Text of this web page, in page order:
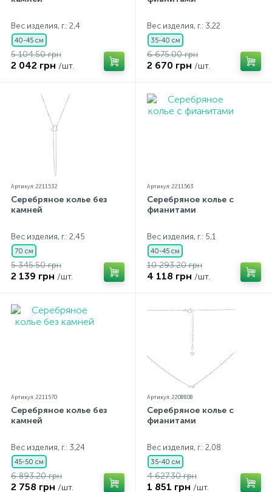
Вес изделия, г.: 2,4
40-45 см
5 104.50 грн
2 042 грн /шт.
Вес изделия, г.: 3,22
35-40 см
6 675.00 грн
2 670 грн /шт.
Артикул: 2211532
Серебряное колье без
камней
Вес изделия, г.: 2,45
70 см
5 345.50 грн
2 139 грн /шт.
Артикул: 2211563
Серебряное колье с
фианитами
Вес изделия, г.: 5,1
40-45 см
10 293.20 грн
4 118 грн /шт.
Артикул: 2211570
Серебряное колье без
камней
Вес изделия, г.: 3,24
45-50 см
6 893.20 грн
2 758 грн /шт.
Артикул: 2208808
Серебряное колье с
фианитами
Вес изделия, г.: 2,08
35-40 см
4 627.30 грн
1 851 грн /шт.